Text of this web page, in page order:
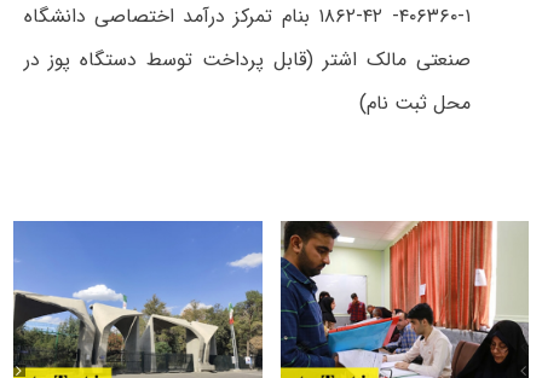
۱-۴۰۶۳۶۰- ۴۲-۱۸۶۲ بنام تمرکز درآمد اختصاصی دانشگاه
صنعتی مالک اشتر (قابل پرداخت توسط دستگاه پوز در
محل ثبت نام)